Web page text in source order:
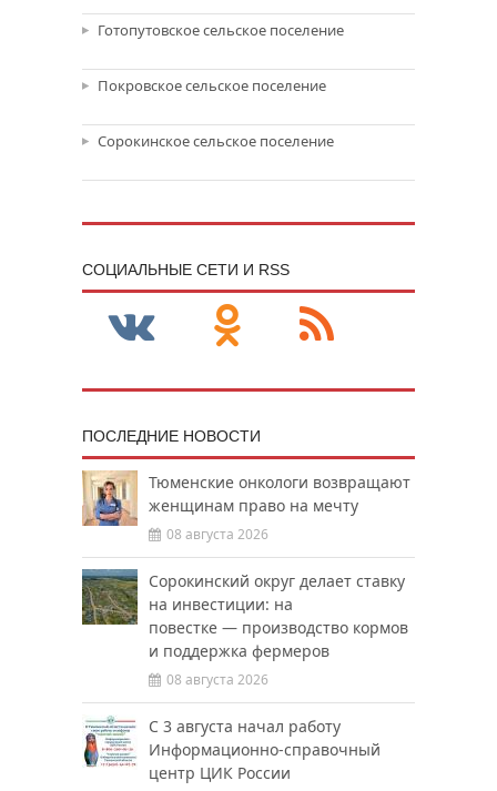
Готопутовское сельское поселение
Покровское сельское поселение
Сорокинское сельское поселение
CОЦИАЛЬНЫЕ СЕТИ И RSS
ПОСЛЕДНИЕ НОВОСТИ
Тюменские онкологи возвращают
женщинам право на мечту
08 августа 2026
Сорокинский округ делает ставку
на инвестиции: на
повестке — производство кормов
и поддержка фермеров
08 августа 2026
С 3 августа начал работу
Информационно-справочный
центр ЦИК России